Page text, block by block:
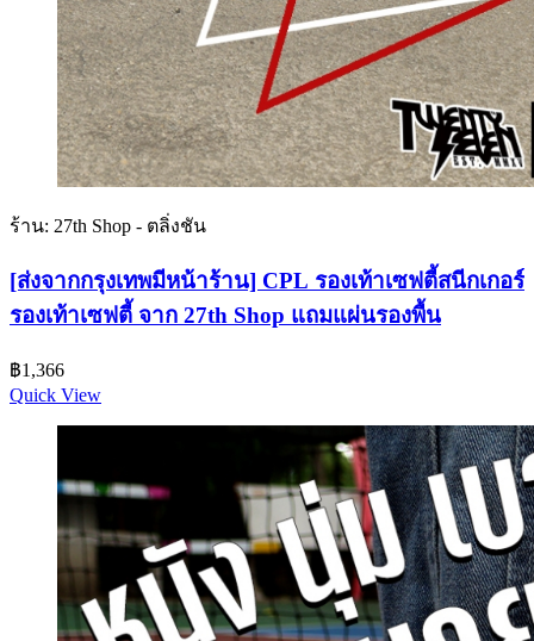
ร้าน: 27th Shop - ตลิ่งชัน
[ส่งจากกรุงเทพมีหน้าร้าน] CPL รองเท้าเซฟตี้สนีกเกอร์
รองเท้าเซฟตี้ จาก 27th Shop แถมแผ่นรองพื้น
฿1,366
Quick View